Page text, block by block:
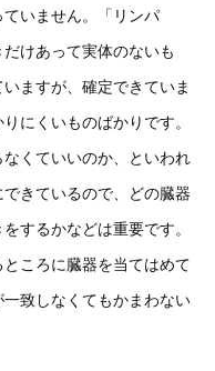
いません。「リンパ
けあって実体のないも
ますが、確定できていま
にくいものばかりです。
くていいのか、といわれ
きているので、どの臓器
するかなどは重要です。
ころに臓器を当てはめて
致しなくてもかまわない